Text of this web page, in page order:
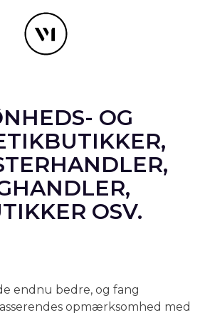
OG
OSV.
endnu bedre, og fang
opmærksomhed med